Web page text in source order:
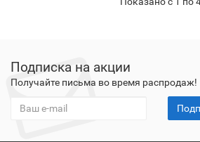
Подписка на акции
Получайте письма во время распродаж!